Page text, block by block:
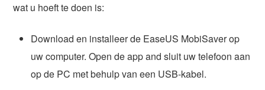
wat u hoeft te doen is:
Download en installeer de EaseUS MobiSaver op
uw computer. Open de app and sluit uw telefoon aan
op de PC met behulp van een USB-kabel.